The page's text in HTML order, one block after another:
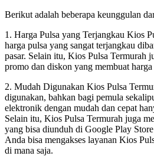
Berikut adalah beberapa keunggulan
1. Harga Pulsa yang Terjangkau Kios
harga pulsa yang sangat terjangkau
pasar. Selain itu, Kios Pulsa Termurah
promo dan diskon yang membuat
2. Mudah Digunakan Kios Pulsa
digunakan, bahkan bagi pemula
elektronik dengan mudah dan cepat
Selain itu, Kios Pulsa Termurah juga
yang bisa diunduh di Google Play
Anda bisa mengakses layanan Kios
di mana saja.